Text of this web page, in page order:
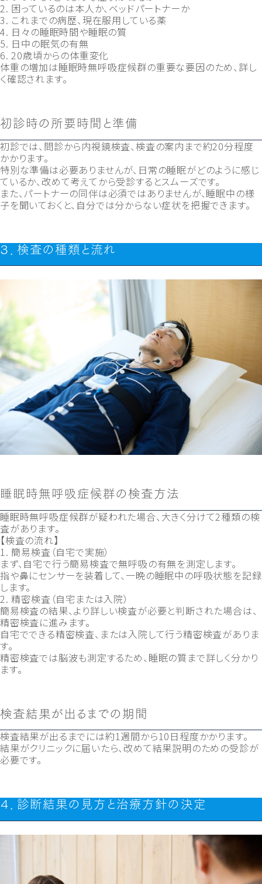
2. 困っているのは本人か、ベッドパートナーか
3. これまでの病歴、現在服用している薬
4. 日々の睡眠時間や睡眠の質
5. 日中の眠気の有無
6. 20歳頃からの体重変化
体重の増加は睡眠時無呼吸症候群の重要な要因のため、詳し
く確認されます。
初診時の所要時間と準備
初診では、問診から内視鏡検査、検査の案内まで約20分程度
かかります。
特別な準備は必要ありませんが、日常の睡眠がどのように感じ
ているか、改めて考えてから受診するとスムーズです。
また、パートナーの同伴は必須ではありませんが、睡眠中の様
子を聞いておくと、自分では分からない症状を把握できます。
３．検査の種類と流れ
睡眠時無呼吸症候群の検査方法
睡眠時無呼吸症候群が疑われた場合、大きく分けて2種類の検
査があります。
【検査の流れ】
1. 簡易検査（自宅で実施）
まず、自宅で行う簡易検査で無呼吸の有無を測定します。
指や鼻にセンサーを装着して、一晩の睡眠中の呼吸状態を記録
します。
2. 精密検査（自宅または入院）
簡易検査の結果、より詳しい検査が必要と判断された場合は、
精密検査に進みます。
自宅でできる精密検査、または入院して行う精密検査がありま
す。
精密検査では脳波も測定するため、睡眠の質まで詳しく分かり
ます。
検査結果が出るまでの期間
検査結果が出るまでには約1週間から10日程度かかります。
結果がクリニックに届いたら、改めて結果説明のための受診が
必要です。
４．診断結果の見方と治療方針の決定